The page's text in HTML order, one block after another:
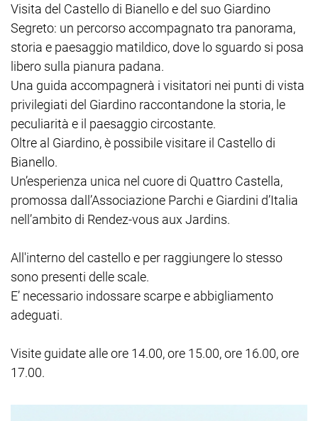
Visita del Castello di Bianello e del suo Giardino
Segreto: un percorso accompagnato tra panorama,
storia e paesaggio matildico, dove lo sguardo si posa
libero sulla pianura padana.
Una guida accompagnerà i visitatori nei punti di vista
privilegiati del Giardino raccontandone la storia, le
peculiarità e il paesaggio circostante.
Oltre al Giardino, è possibile visitare il Castello di
Bianello.
Un’esperienza unica nel cuore di Quattro Castella,
promossa dall’Associazione Parchi e Giardini d’Italia
nell’ambito di Rendez-vous aux Jardins.
All'interno del castello e per raggiungere lo stesso
sono presenti delle scale.
E’ necessario indossare scarpe e abbigliamento
adeguati.
Visite guidate alle ore 14.00, ore 15.00, ore 16.00, ore
17.00.